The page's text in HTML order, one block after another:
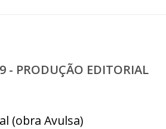
- PRODUÇÃO EDITORIAL
(obra Avulsa)